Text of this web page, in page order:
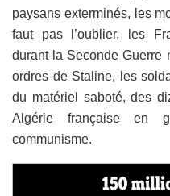
paysans exterminés, les
faut pas l’oublier, les
durant la Seconde Guerre
ordres de Staline, les
du matériel saboté, des
Algérie française en
communisme.